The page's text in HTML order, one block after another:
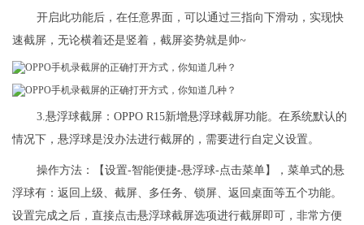
开启此功能后，在任意界面，可以通过三指向下滑动，实现快
速截屏，无论横着还是竖着，截屏姿势就是帅~
3.悬浮球截屏：OPPO R15新增悬浮球截屏功能。在系统默认的
情况下，悬浮球是没办法进行截屏的，需要进行自定义设置。
操作方法：【设置-智能便捷-悬浮球-点击菜单】，菜单式的悬
浮球有：返回上级、截屏、多任务、锁屏、返回桌面等五个功能。
设置完成之后，直接点击悬浮球截屏选项进行截屏即可，非常方便